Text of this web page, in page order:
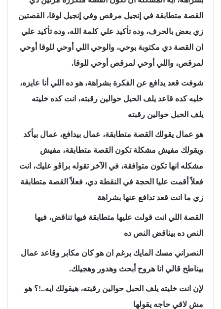
القصة متطابقة في إنجيل مرقص وفي إنجيل لوقا، القصتين
زي بعض بالحرف، وده تأكيد علي كلمة الله، وده تأكيد علي
ان القصة دي مكتوبة بوحي، والوحي اللي أوحي للوقا أوحي
لمرقص، واللي أوحي لمرقص أوحي للوقا.
شوفت قعد يدافع عن الفكرة بشراهة، هو ده اللي أنا عايزه،
خليه كده قاعد يلف الحبل حوالين رقبته، انت كده خليته
يلف الحبل حوالين رقبته
هو عمال يقولك القصة متطابقة، عمال بيدافع، عمال بيأكد
ويقولك مفيش مشكلة تكون القصة متطابقة، مفيش
مشكله انها تكون متوافقة، في الآخر تقوله براڤو عليك، انت
فعلاً أقمت عليا الحجة في النقطة دي، فعلاً القصة متطابقة
زي ما انت قعد تدافع عنها بشراهة
القصة اللي انت قولت عليها متطابقة فيها تناقض، فيها
النص ده بيناقض النص ده
النصراني مسك المايك برغم ان هو كان مكابر وقاعد عمال
بيناطح قالي انا هروح أبحث وهدور وهجيلك.
لإن انت خليته يلف الحبل حوالين رقبته، هيقولك ايه..!؟ هو
مش لاقي حاجه يقولها